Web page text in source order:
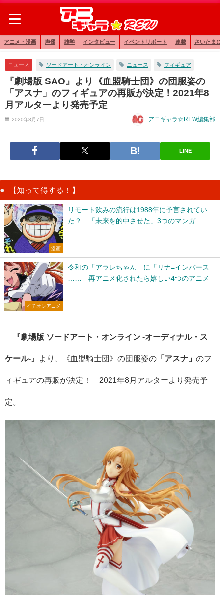
アニメ・漫画 声優 雑学 インタビュー イベントリポート 連載 さいたま
ニュース ソードアート・オンライン ニュース フィギュア
『劇場版 SAO』より《血盟騎士団》の団服姿の
「アスナ」のフィギュアの再販が決定！2021年8
月アルターより発売予定
2020年8月7日 アニギャラ☆REW編集部
LINE
【知って得する！】
漫画
リモート飲みの流行は1988年に予言されてい
た？ 「未来を的中させた」3つのマンガ
イチオシアニメ
令和の「アラレちゃん」に「リナ=インバース」
…… 再アニメ化されたら嬉しい4つのアニメ
『劇場版 ソードアート・オンライン -オーディナル・ス
ケール-』 より、《血盟騎士団》の団服姿の 「アスナ」 のフ
ィギュアの再販が決定！ 2021年8月アルターより発売予
定。